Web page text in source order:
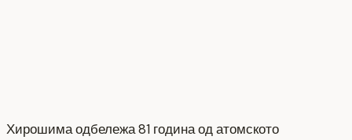
Хирошима одбележа 81 година од атомското